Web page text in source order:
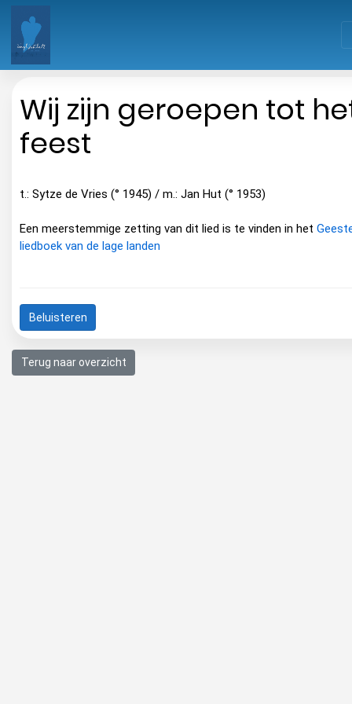
Wij zijn geroepen tot
feest
t.: Sytze de Vries (° 1945) / m.: Jan Hut (° 1953)
Een meerstemmige zetting van dit lied is te vinden in het
liedboek van de lage landen
Beluisteren
Terug naar overzicht